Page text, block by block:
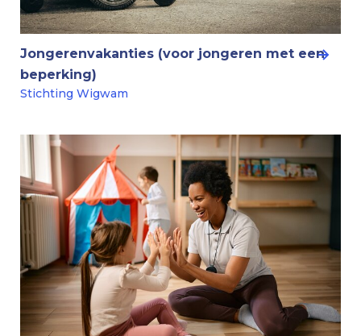
Jongerenvakanties (voor jongeren met een
beperking)
Stichting Wigwam